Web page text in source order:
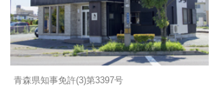
青森県知事免許(3)第3397号